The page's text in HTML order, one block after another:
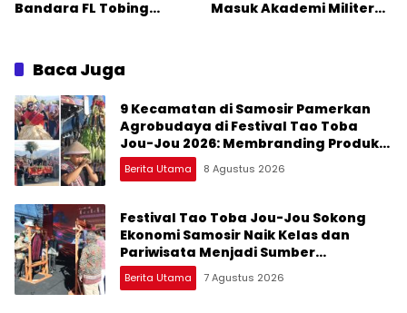
Bandara FL Tobing
DPR RI Muhammad Lokot
Nasution
Masuk Akademi Militer
Baca Juga
9 Kecamatan di Samosir Pamerkan
Agrobudaya di Festival Tao Toba
Jou-Jou 2026: Membranding Produk
Lokal agar Terkenal
Berita Utama 8 Agustus 2026
Festival Tao Toba Jou-Jou Sokong
Ekonomi Samosir Naik Kelas dan
Pariwisata Menjadi Sumber
Pertumbuhan Ekonomi Baru
Berita Utama 7 Agustus 2026